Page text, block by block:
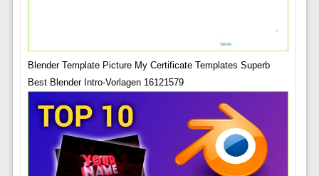
Blender Template Picture My Certificate Templates Superb
Best Blender Intro-Vorlagen 16121579